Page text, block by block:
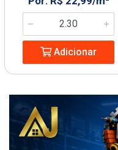
Adicionar